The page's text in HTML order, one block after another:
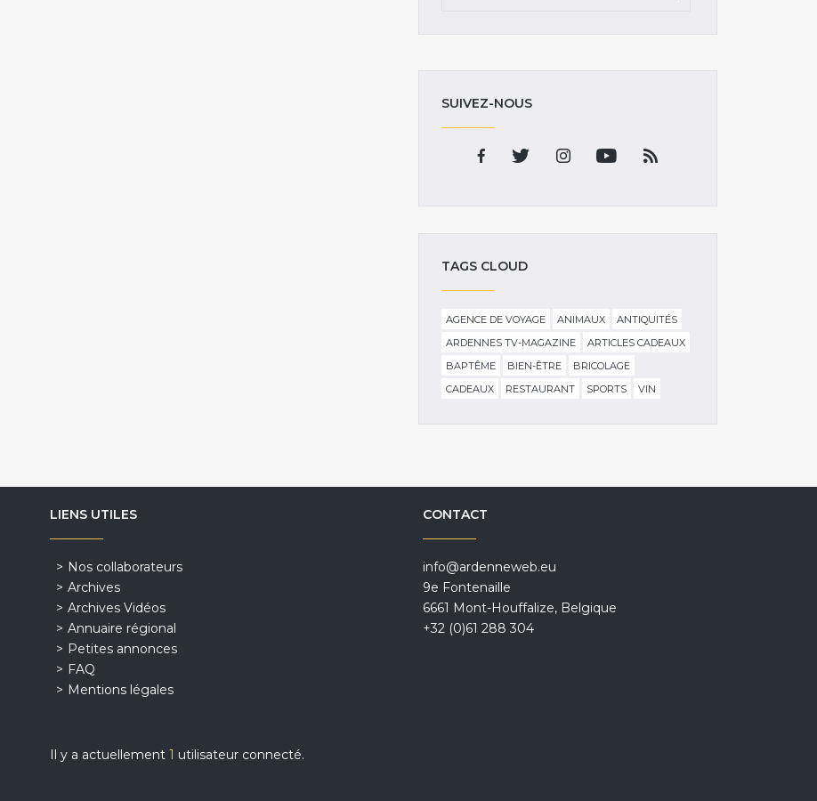
SUIVEZ-NOUS
TAGS CLOUD
AGENCE DE VOYAGE ANIMAUX
ANTIQUITÉS
ARDENNES TV-MAGAZINE
ARTICLES CADEAUX
BAPTÊME
BIEN-ÊTRE
BRICOLAGE
CADEAUX
RESTAURANT SPORTS VIN
LIENS UTILES
Nos collaborateurs
Archives
Archives Vidéos
Annuaire régional
Petites annonces
FAQ
Mentions légales
Il y a actuellement 1 utilisateur connecté.
CONTACT
info@ardenneweb.eu
9e Fontenaille
6661 Mont-Houffalize, Belgique
+32 (0)61 288 304